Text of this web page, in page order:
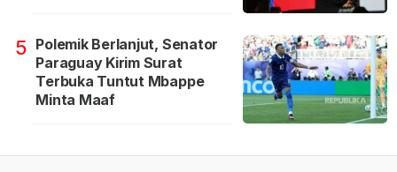
5 Polemik Berlanjut, Senator
Paraguay Kirim Surat
Terbuka Tuntut Mbappe
Minta Maaf